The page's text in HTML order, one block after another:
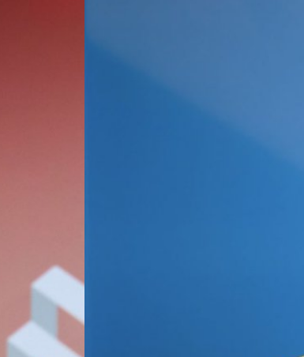
ชียล
ก
และ
นอย่าง
ระดับ
ณ์อนาคต
หนึ่งในความภูมิใจของเราชาวแบไต๋ คือแบไ
กับ Ceemeagain และ เฟื่องลดา -
ผลในงาน Thailand Zocial Awards 2019
กล้า ตั้งสุวรรณ ประธานเจ้าหน้าที่บริหาร ไวซ์
เพื่อสืบเสาะหาคำตอบของคำถามสำคัญว่า ร
อย่างไร แล้วทำไมประเทศไทยจะต้องมีการป
Awards ด้วย ทำไมประเทศไทยถึงต้องการ
กล้า ตั้งสุวรรณ ตอบคำถามเรื่องนี้ด้วยความภู